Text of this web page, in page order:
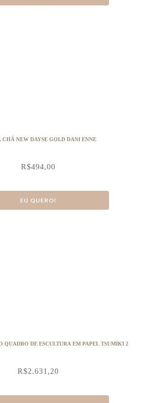
CHÁ NEW DAYSE GOLD DANI ENNE
R$494,00
EU QUERO!
QUADRO DE ESCULTURA EM PAPEL TSUMIKI 2
R$2.631,20